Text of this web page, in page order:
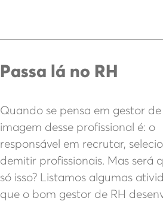
Passa lá no RH
Quando se pensa em gestor de
imagem desse profissional é: o
responsável em recrutar,
demitir profissionais. Mas será
só isso? Listamos algumas
que o bom gestor de RH